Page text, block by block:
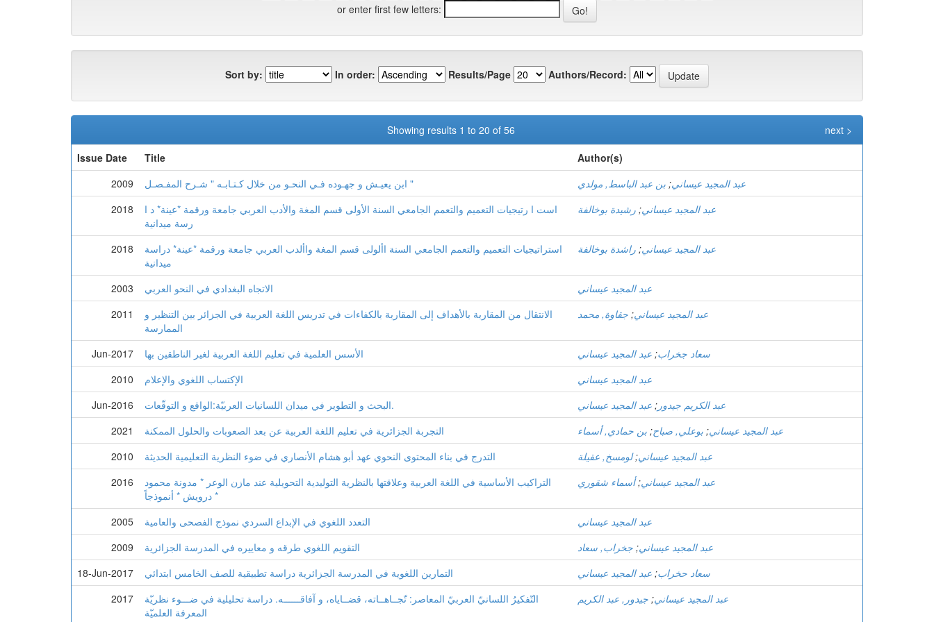
or enter first few letters:
Sort by: In order: Results/Page Authors/Record:
Showing results 1 to 20 of 56
next >
Issue Date
Title
Author(s)
2009
ابن يعيـش و جهـوده فـي النحـو من خلال كـتـابـه " شـرح المفـصـل " عبد المجيد عيساني; بن عبد الباسط, مولدي
2018
است ا رتيجيات التعميم والتعمم الجامعي السنة الأولى قسم المغة والأدب العربي جامعة ورقمة *عينة* د ا
رسة ميدانية
عبد المجيد عيساني; رشيدة بوخالفة
2018
استراتيجيات التعميم والتعمم الجامعي السنة األولى قسم المغة واألدب العربي جامعة ورقمة *عينة* دراسة
ميدانية
عبد المجيد عيساني; راشدة بوخالفة
2003 الاتجاه البغدادي في النحو العربي
عبد المجيد عيساني
2011
الانتقال من المقاربة بالأهداف إلى المقاربة بالكفاءات في تدريس اللغة العربية في الجزائر بين التنظير و
الممارسة
عبد المجيد عيساني; جقاوة, محمد
Jun-2017 الأسس العلمية في تعليم اللغة العربية لغير الناطقين بها سعاد جخراب; عبد المجيد عيساني
2010
الإكتساب اللغوي والإعلام
عبد المجيد عيساني
Jun-2016
البحث و التطوير في ميدان اللسانيات العربيّة:الواقع و التوقّعات. عبد الكريم جيدور ; عبد المجيد عيساني
2021
التجربة الجزائرية في تعليم اللغة العربية عن بعد الصعوبات والحلول الممكنة عبد المجيد عيساني; بوعلي, صباح; بن حمادي, أسماء
2010
التدرج في بناء المحتوى النحوي عهد أبو هشام الأنصاري في ضوء النظرية التعليمية الحديثة عبد المجيد عيساني;لومسخ, عقيلة
2016
التراكيب الأساسية في اللغة العربية وعلاقتها بالنظرية التوليدية التحويلية عند مازن الوعر * مدونة محمود
درويش * أنموذجاً *
عبد المجيد عيساني;أسماء شقوري
2005 التعدد اللغوي في الإبداع السردي نموذج الفصحى والعامية
عبد المجيد عيساني
2009
التقويم اللغوي طرقه و معاييره في المدرسة الجزائرية عبد المجيد عيساني; جخراب, سعاد
18-Jun-2017
التمارين اللغوية في المدرسة الجزائرية دراسة تطبيقية للصف الخامس ابتدائي سعاد حخراب; عبد المجيد عيساني
2017
التّفكيرُ اللسانيّ العربيّ المعاصر: تّجــاهــاته، قضــاياه، و آفاقــــــه. دراسة تحليلية في ضـــوء نظريّة
المعرفة العلميّة
عبد المجيد عيساني; جيدور, عبد الكريم